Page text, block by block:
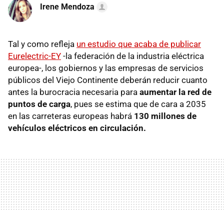
Irene Mendoza
Tal y como refleja un estudio que acaba de publicar
Eurelectric-EY -la federación de la industria eléctrica
europea-, los gobiernos y las empresas de servicios
públicos del Viejo Continente deberán reducir cuanto
antes la burocracia necesaria para aumentar la red de
puntos de carga, pues se estima que de cara a 2035
en las carreteras europeas habrá 130 millones de
vehículos eléctricos en circulación.